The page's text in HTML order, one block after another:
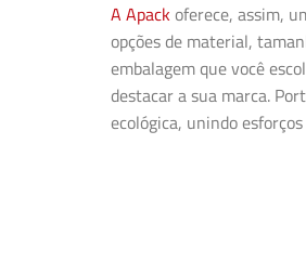
A Apackoferece, assim,
opções de material,
embalagem que você
destacar a sua marca.
ecológica, unindo